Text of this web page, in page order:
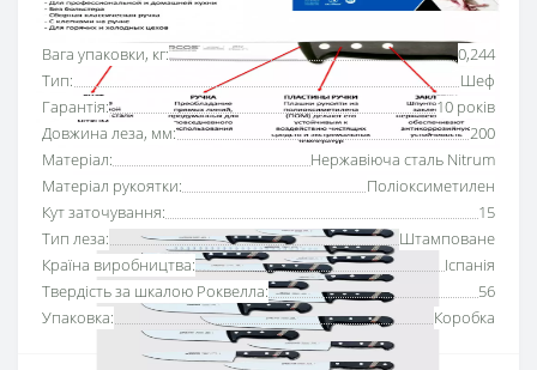
Основні характеристики
Вага упаковки, кг:
0,244
Тип:
Шеф
Гарантія:
10 років
Довжина леза, мм:
200
Матеріал:
Нержавіюча сталь Nitrum
Матеріал рукоятки:
Поліоксиметилен
Кут заточування:
15
Тип леза:
Штамповане
Країна виробництва:
Іспанія
Твердість за шкалою Роквелла:
56
Упаковка:
Коробка